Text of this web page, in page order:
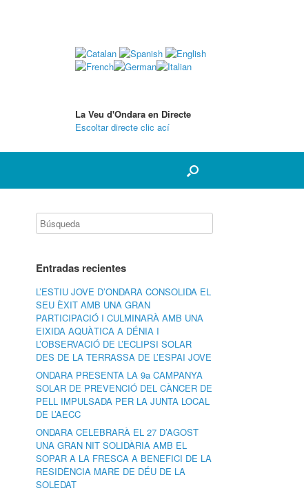
La Veu d'Ondara en Directe
Escoltar directe clic ací
Entradas recientes
L’ESTIU JOVE D’ONDARA CONSOLIDA EL
SEU ÈXIT AMB UNA GRAN
PARTICIPACIÓ I CULMINARÀ AMB UNA
EIXIDA AQUÀTICA A DÉNIA I
L’OBSERVACIÓ DE L’ECLIPSI SOLAR
DES DE LA TERRASSA DE L’ESPAI JOVE
ONDARA PRESENTA LA 9a CAMPANYA
SOLAR DE PREVENCIÓ DEL CÀNCER DE
PELL IMPULSADA PER LA JUNTA LOCAL
DE L’AECC
ONDARA CELEBRARÀ EL 27 D’AGOST
UNA GRAN NIT SOLIDÀRIA AMB EL
SOPAR A LA FRESCA A BENEFICI DE LA
RESIDÈNCIA MARE DE DÉU DE LA
SOLEDAT